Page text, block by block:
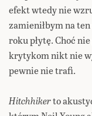
efekt wtedy nie
zamieniłbym na
roku płytę. Choć
krytykom nikt nie
pewnie nie trafi.
Hitchhikerto